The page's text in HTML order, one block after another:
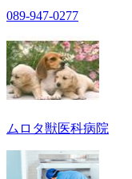
089-947-0277
ムロタ獣医科病院